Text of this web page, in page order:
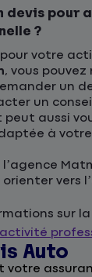
devis pour
?
votre
, vous pouvez
un
un
aussi
à
vers
sur la
Auto
votre